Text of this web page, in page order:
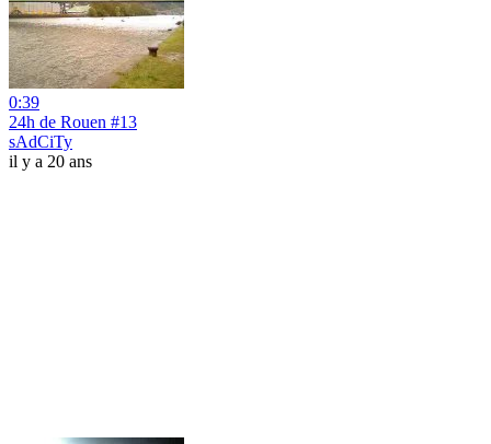
0:39
24h de Rouen #13
sAdCiTy
il y a 20 ans